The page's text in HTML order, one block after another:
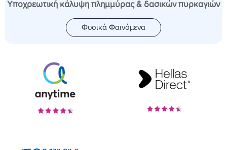
Υποχρεωτική κάλυψη πλημμύρας & δασικών πυρκαγιών
Φυσικά Φαινόμενα